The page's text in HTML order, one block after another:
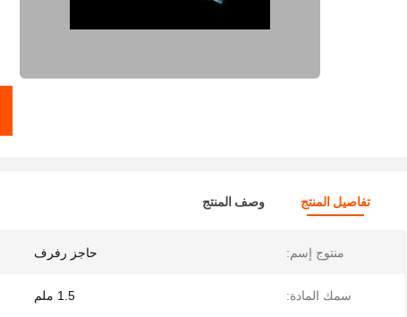
تفاصيل المنتج وصف المنتج
منتوج إسم: حاجز رفرف
سمك المادة: 1.5 ملم